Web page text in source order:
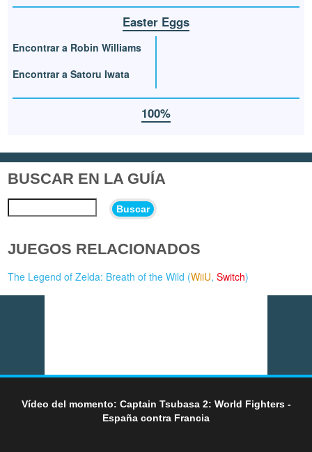
Easter Eggs
Encontrar a Robin Williams
Encontrar a Satoru Iwata
100%
BUSCAR EN LA GUÍA
Buscar
JUEGOS RELACIONADOS
The Legend of Zelda: Breath of the Wild (WiiU,Switch)
Vídeo del momento: Captain Tsubasa 2: World Fighters -
España contra Francia